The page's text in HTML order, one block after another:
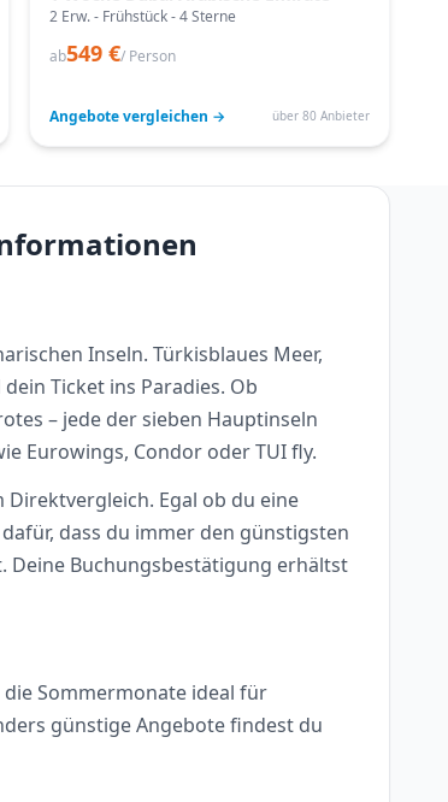
2 Erw. - Frühstück - 4 Sterne
ab549 €/ Person
Angebote vergleichen → über 80 Anbieter
Inseln. Türkisblaues Meer,
Ticket ins Paradies. Ob
– jede der sieben Hauptinseln
Eurowings, Condor oder TUI fly.
Egal ob du eine
dass du immer den günstigsten
Deine Buchungsbestätigung erhältst
die Sommermonate ideal für
günstige Angebote findest du